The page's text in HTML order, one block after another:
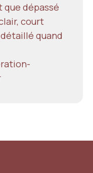
dépassé
court
quand